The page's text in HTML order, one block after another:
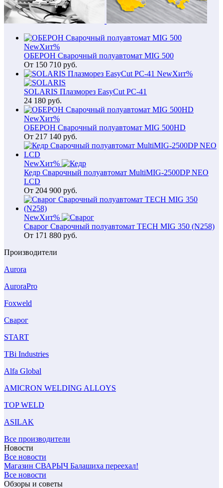
NewХит%
ОБЕРОН Сварочный полуавтомат MIG 500
От 150 710 руб.
NewХит%
SOLARIS Плазморез EasyCut PC-41
24 180 руб.
NewХит%
ОБЕРОН Сварочный полуавтомат MIG 500HD
От 217 140 руб.
NewХит%
Кедр Сварочный полуавтомат MultiMIG-2500DP NEO
LCD
От 204 900 руб.
NewХит%
Сварог Сварочный полуавтомат TECH MIG 350 (N258)
От 171 880 руб.
Производители
Aurora
AuroraPro
Foxweld
Сварог
START
TBi Industries
Alfa Global
AMICRON WELDING ALLOYS
TOP WELD
ASILAK
Все производители
Новости
Все новости
Магазин СВАРЫЧ Балашиха переехал!
Все новости
Обзоры и советы